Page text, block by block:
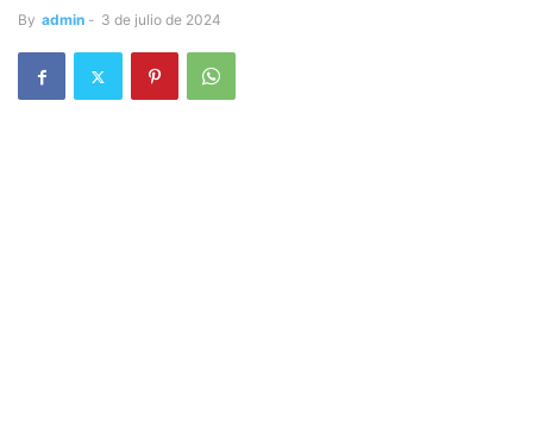
By admin - 3 de julio de 2024